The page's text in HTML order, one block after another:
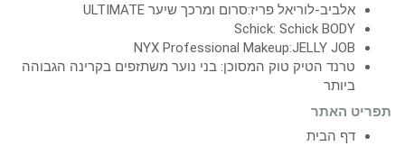
אלביב-לוריאל פריז:סרום ומרכך שיער ULTIMATE
Schick: Schick BODY
NYX Professional Makeup:JELLY JOB
טרנד הטיק טוק המסוכן: בני נוער משתזפים בקרינה הגבוהה
ביותר
תפריט האתר
דף הבית